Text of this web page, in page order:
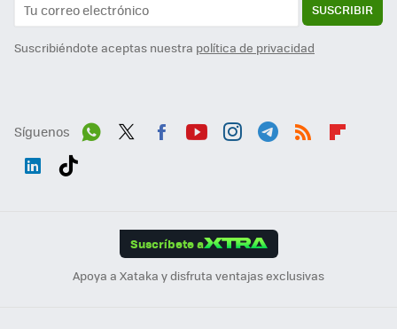
SUSCRIBIR
Suscribiéndote aceptas nuestra política de privacidad
Síguenos
Suscríbete a
Apoya a Xataka y disfruta ventajas exclusivas